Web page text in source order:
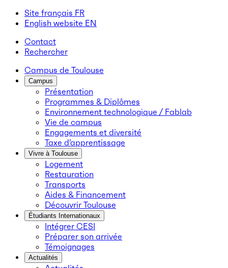
Site français FR
English website EN
Contact
Rechercher
Campus de Toulouse
Campus
Présentation
Programmes & Diplômes
Environnement technologique / Fablab
Vie de campus
Engagements et diversité
Taxe d’apprentissage
Vivre à Toulouse
Logement
Restauration
Transports
Aides & Financement
Découvrir Toulouse
Étudiants Internationaux
Intégrer CESI
Préparer son arrivée
Témoignages
Actualités